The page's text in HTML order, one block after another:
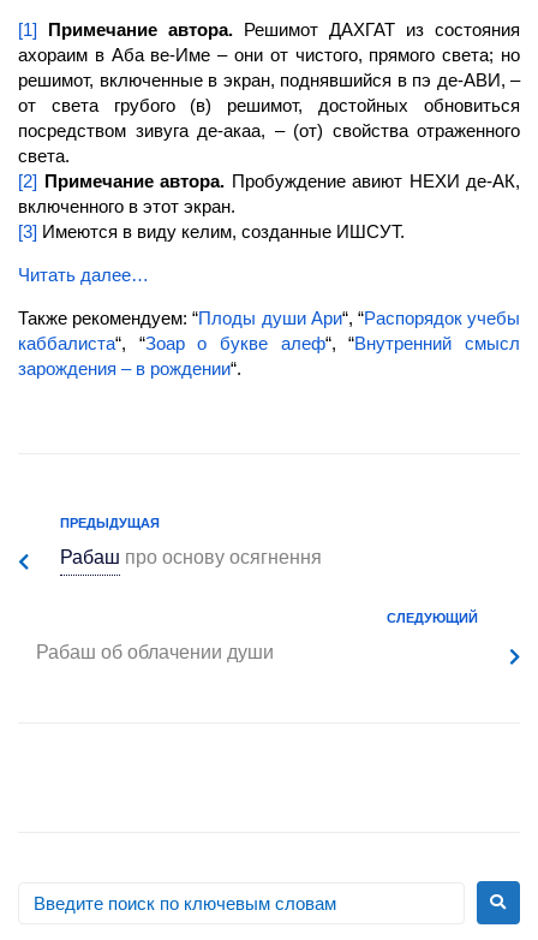
[1] Примечание автора. Решимот ДАХГАТ из состояния
ахораим вАба ве-Име – они от чистого, прямого света; но
решимот, включенные в экран, поднявшийся впэ де-АВИ, –
от света грубого (в) решимот, достойных обновиться
посредством зивуга де-акаа, – (от) свойства отраженного
света.
[2] Примечание автора. Пробуждениеавиют НЕХИ де-АК,
включенного в этот экран.
[3] Имеются в виду келим, созданные ИШСУТ.
Читать далее…
Также рекомендуем: “Плоды души Ари“, “Распорядок учебы
каббалиста“, “Зоар о букве алеф“, “Внутренний смысл
зарождения – в рождении“.
ПРЕДЫДУЩАЯ
Рабаш про основу осягнення
СЛЕДУЮЩИЙ
Рабашоб облачении души